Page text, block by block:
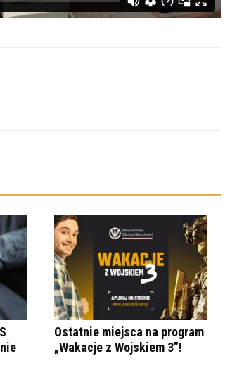
Ostatnie miejsca na program
„Wakacje z Wojskiem 3”!